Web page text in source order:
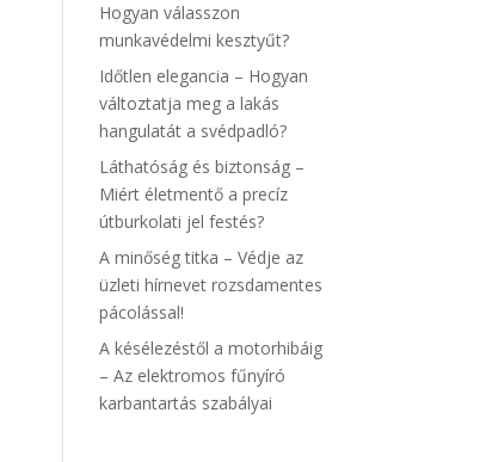
Hogyan válasszon
munkavédelmi kesztyűt?
Időtlen elegancia – Hogyan
változtatja meg a lakás
hangulatát a svédpadló?
Láthatóság és biztonság –
Miért életmentő a precíz
útburkolati jel festés?
A minőség titka – Védje az
üzleti hírnevet rozsdamentes
pácolással!
A késélezéstől a motorhibáig
– Az elektromos fűnyíró
karbantartás szabályai